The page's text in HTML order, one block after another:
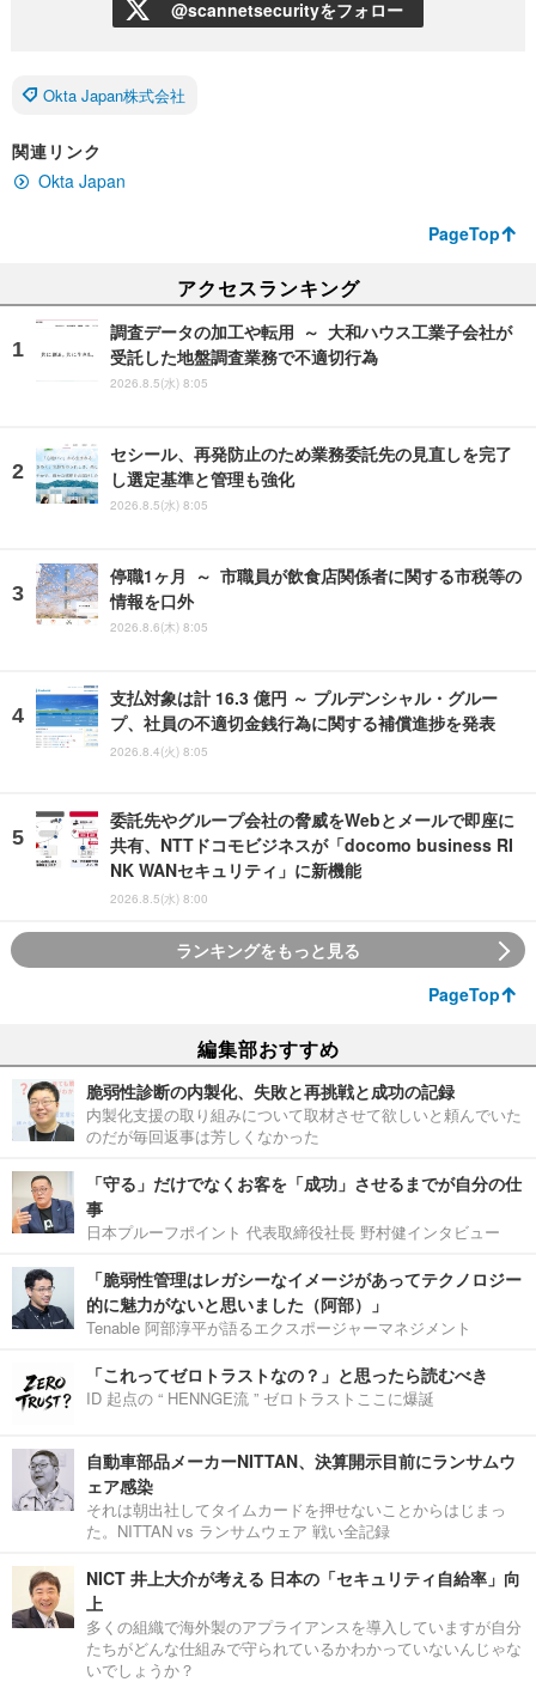
@scannetsecurityをフォロー
Okta Japan株式会社
関連リンク
Okta Japan
PageTop
アクセスランキング
調査データの加工や転用 ～ 大和ハウス工業子会社が
受託した地盤調査業務で不適切行為
2026.8.5(水) 8:05
セシール、再発防止のため業務委託先の見直しを完了
し選定基準と管理も強化
2026.8.5(水) 8:05
停職1ヶ月 ～ 市職員が飲食店関係者に関する市税等の
情報を口外
2026.8.6(木) 8:05
支払対象は計 16.3 億円 ～ プルデンシャル・グルー
プ、社員の不適切金銭行為に関する補償進捗を発表
2026.8.4(火) 8:05
委託先やグループ会社の脅威をWebとメールで即座に
共有、NTTドコモビジネスが「docomo business RI
NK WANセキュリティ」に新機能
2026.8.5(水) 8:00
ランキングをもっと見る
PageTop
編集部おすすめ
脆弱性診断の内製化、失敗と再挑戦と成功の記録
内製化支援の取り組みについて取材させて欲しいと頼んでいた
のだが毎回返事は芳しくなかった
「守る」だけでなくお客を「成功」させるまでが自分の仕
事
日本プルーフポイント 代表取締役社長 野村健インタビュー
「脆弱性管理はレガシーなイメージがあってテクノロジー
的に魅力がないと思いました（阿部）」
Tenable 阿部淳平が語るエクスポージャーマネジメント
「これってゼロトラストなの？」と思ったら読むべき
ID 起点の “ HENNGE流 ” ゼロトラストここに爆誕
自動車部品メーカーNITTAN、決算開示目前にランサムウ
ェア感染
それは朝出社してタイムカードを押せないことからはじまっ
た。NITTAN vs ランサムウェア 戦い全記録
NICT 井上大介が考える 日本の「セキュリティ自給率」向
上
多くの組織で海外製のアプライアンスを導入していますが自分
たちがどんな仕組みで守られているかわかっていないんじゃな
いでしょうか？